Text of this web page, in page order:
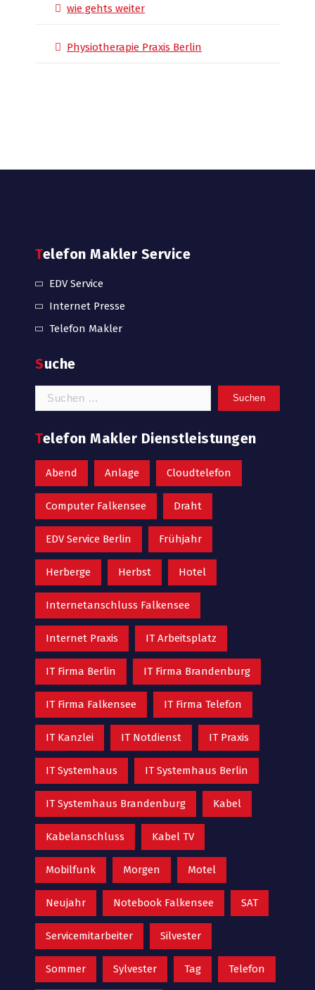
wie gehts weiter
Physiotherapie Praxis Berlin
Telefon Makler Service
EDV Service
Internet Presse
Telefon Makler
Suche
Suchen
Telefon Makler Dienstleistungen
Abend Anlage Cloudtelefon
Computer Falkensee Draht
EDV Service Berlin Frühjahr
Herberge Herbst Hotel
Internetanschluss Falkensee
Internet Praxis IT Arbeitsplatz
IT Firma Berlin IT Firma Brandenburg
IT Firma Falkensee IT Firma Telefon
IT Kanzlei IT Notdienst IT Praxis
IT Systemhaus IT Systemhaus Berlin
IT Systemhaus Brandenburg Kabel
Kabelanschluss Kabel TV
Mobilfunk Morgen Motel
Neujahr Notebook Falkensee SAT
Servicemitarbeiter Silvester
Sommer Sylvester Tag Telefon